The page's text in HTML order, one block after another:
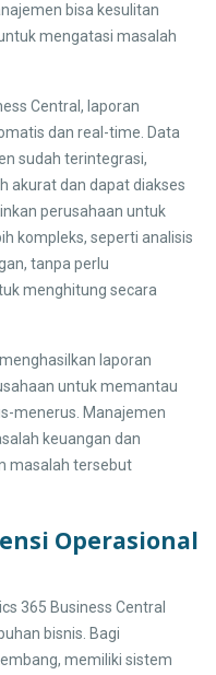
bisa kesulitan
mengatasi masalah
Central, laporan
dan real-time. Data
sudah terintegrasi,
akurat dan dapat diakses
perusahaan untuk
kompleks, seperti analisis
tanpa perlu
menghitung secara
laporan
untuk memantau
menerus. Manajemen
keuangan dan
masalah tersebut
Operasional
365 Business Central
bisnis. Bagi
memiliki sistem